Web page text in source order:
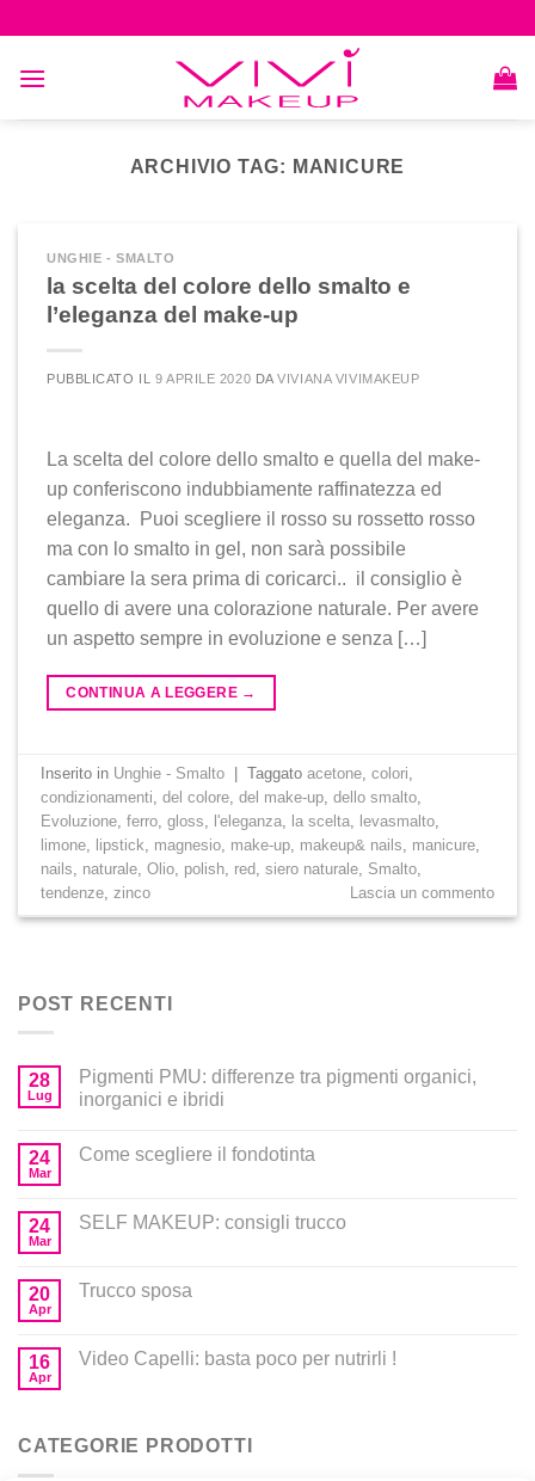
content
ARCHIVIO TAG: MANICURE
UNGHIE - SMALTO
la scelta del colore dello smalto e
l’eleganza del make-up
PUBBLICATO IL 9 APRILE 2020 DAVIVIANA VIVIMAKEUP
La scelta del colore dello smalto e quella del make-
up conferiscono indubbiamente raffinatezza ed
eleganza. Puoi scegliere il rosso su rossetto rosso
ma con lo smalto in gel, non sarà possibile
cambiare la sera prima di coricarci.. il consiglio è
quello di avere una colorazione naturale. Per avere
un aspetto sempre in evoluzione e senza […]
CONTINUA A LEGGERE →
Inserito in Unghie - Smalto Taggatoacetone ,colori
condizionamenti ,del colore ,del make-up ,dello smalto
Evoluzione ,ferro ,gloss l'eleganza la scelta levasmalto
limone
lipstick magnesio make-up makeup& nails manicure
nails
naturale ,Olio polish red ,siero naturale Smalto
tendenze ,zinco Lascia un commento
POST RECENTI
28
Lug
Pigmenti PMU: differenze tra pigmenti organici,
inorganici e ibridi
24
Mar
Come scegliere il fondotinta
24
Mar
SELF MAKEUP: consigli trucco
20
Apr
Trucco sposa
16
Apr
Video Capelli: basta poco per nutrirli !
CATEGORIE PRODOTTI